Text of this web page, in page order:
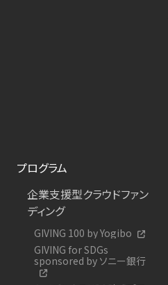
プログラム
企業支援型クラウドファン
ディング
GIVING 100 by Yogibo
GIVING for SDGs
sponsored by ソニー銀行